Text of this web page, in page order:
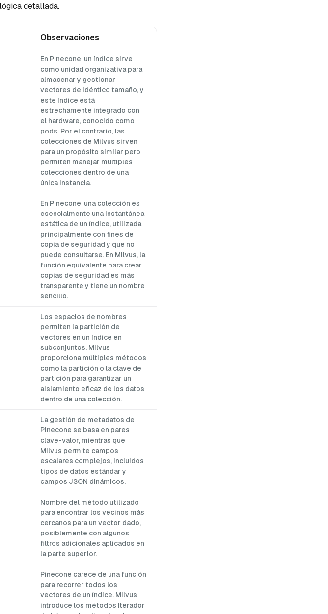
detallada.
Observaciones
En Pinecone, un índice sirve
como unidad organizativa para
almacenar y gestionar
vectores de idéntico tamaño, y
este índice está
estrechamente integrado con
el hardware, conocido como
pods. Por el contrario, las
colecciones de Milvus sirven
para un propósito similar pero
permiten manejar múltiples
colecciones dentro de una
única instancia.
En Pinecone, una colección es
esencialmente una instantánea
estática de un índice, utilizada
principalmente con fines de
copia de seguridad y que no
puede consultarse. En Milvus, la
función equivalente para crear
copias de seguridad es más
transparente y tiene un nombre
sencillo.
Los espacios de nombres
permiten la partición de
vectores en un índice en
subconjuntos. Milvus
proporciona múltiples métodos
como la partición o la clave de
partición para garantizar un
aislamiento eficaz de los datos
dentro de una colección.
La gestión de metadatos de
Pinecone se basa en pares
clave-valor, mientras que
Milvus permite campos
escalares complejos, incluidos
tipos de datos estándar y
campos JSON dinámicos.
Nombre del método utilizado
para encontrar los vecinos más
cercanos para un vector dado,
posiblemente con algunos
filtros adicionales aplicados en
la parte superior.
Pinecone carece de una función
para recorrer todos los
vectores de un índice. Milvus
introduce los métodos Iterador